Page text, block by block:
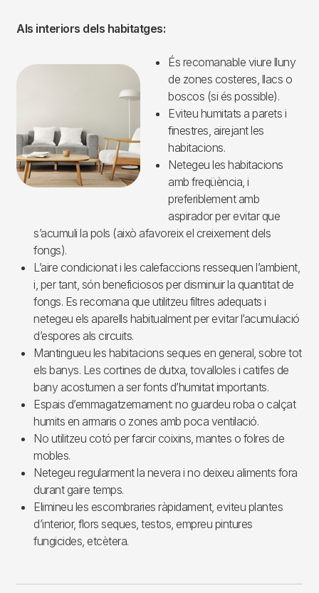
Als interiors dels habitatges:
Imagen
És recomanable viure lluny
de zones costeres, llacs o
boscos (si és possible).
Eviteu humitats a parets i
finestres, airejant les
habitacions.
Netegeu les habitacions
amb freqüència, i
preferiblement amb
aspirador per evitar que
s’acumuli la pols (això afavoreix el creixement dels
fongs).
L’aire condicionat i les calefaccions ressequen l’ambient,
i, per tant, són beneficiosos per disminuir la quantitat de
fongs. Es recomana que utilitzeu filtres adequats i
netegeu els aparells habitualment per evitar l’acumulació
d’espores als circuits.
Mantingueu les habitacions seques en general, sobre tot
els banys. Les cortines de dutxa, tovalloles i catifes de
bany acostumen a ser fonts d’humitat importants.
Espais d’emmagatzemament: no guardeu roba o calçat
humits en armaris o zones amb poca ventilació.
No utilitzeu cotó per farcir coixins, mantes o folres de
mobles.
Netegeu regularment la nevera i no deixeu aliments fora
durant gaire temps.
Elimineu les escombraries ràpidament, eviteu plantes
d’interior, flors seques, testos, empreu pintures
fungicides, etcètera.